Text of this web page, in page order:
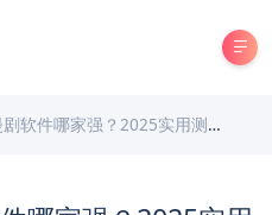
哪家强？2025实用测评与选择指南